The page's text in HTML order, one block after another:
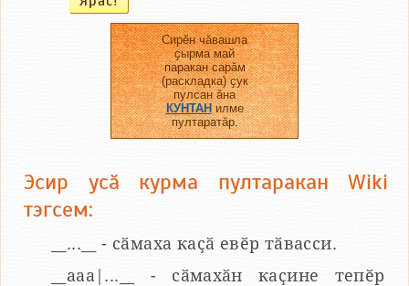
Сирӗн чӑвашла
ҫырма май
паракан сарӑм
(раскладка) ҫук
пулсан ӑна
КУНТАНилме
пултаратӑр.
Эсир усӑ курма пултаракан Wiki
тэгсем:
__...__ - сӑмаха каҫӑ евӗр тӑвасси.
__aaa|...__ - сӑмахӑн каҫине тепӗр